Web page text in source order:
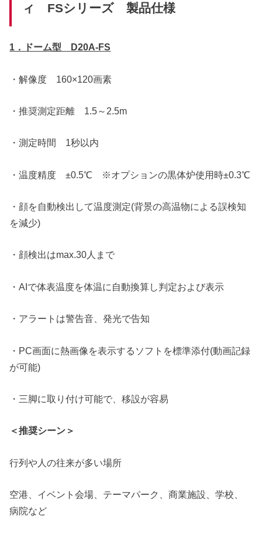
ィ FSシリーズ 製品仕様
1．ドーム型 D20A-FS
・解像度 160×120画素
・推奨測定距離 1.5～2.5m
・測定時間 1秒以内
・温度精度 ±0.5℃ ※オプションの黒体炉使用時±0.3℃
・顔を自動検出して温度測定(背景の高温物による誤検知
を減少)
・顔検出はmax.30人まで
・AIで体表温度を体温に自動換算し判定および表示
・アラートは警告音、発光で告知
・PC画面に熱画像を表示するソフトを標準添付(動画記録
が可能)
・三脚に取り付け可能で、移設が容易
＜推奨シーン＞
行列や人の往来が多い場所
空港、イベント会場、テーマパーク、商業施設、学校、
病院など